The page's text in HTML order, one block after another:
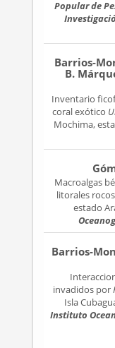
Popular de
Barrios-
B.
Inventario
coral exótico
Mochima,
Macroalgas
litorales
estado
Barrios-
invadidos por
Isla
Instituto